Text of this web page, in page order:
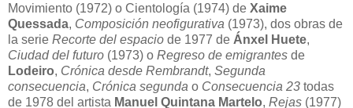
Movimiento (1972) o Cientología (1974) de Xaime
Quessada, Composición neofigurativa (1973), dos obras de
la serie Recorte del espacio de 1977 de Ánxel Huete,
Ciudad del futuro (1973) o Regreso de emigrantes de
Lodeiro, Crónica desde Rembrandt, Segunda
consecuencia, Crónica segunda o Consecuencia 23 todas
de 1978 del artista Manuel Quintana Martelo, Rejas (1977)